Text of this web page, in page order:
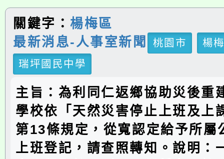
關鍵字： 楊梅區
最新消息-人事室新聞
桃園市
楊
瑞坪國民中學
主旨：為利同仁返鄉協助災後重
學校依「天然災害停止上班及上
第13條規定，從寬認定給予所屬
上班登記，請查照轉知。說明：